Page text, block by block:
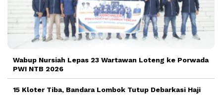
Wabup Nursiah Lepas 23 Wartawan Loteng ke Porwada
PWI NTB 2026
15 Kloter Tiba, Bandara Lombok Tutup Debarkasi Haji